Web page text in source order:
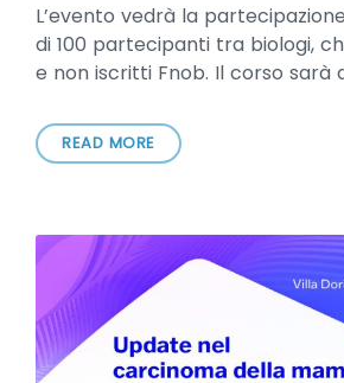
L’evento vedrà la
di 100 partecipanti tra biologi,
e non iscritti Fnob. Il corso sarà
READ MORE